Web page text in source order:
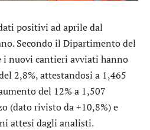
positivi ad aprile dal
Secondo il Dipartimento del
i nuovi cantieri avviati hanno
2,8%, attestandosi a 1,465
del 12% a 1,507
(dato rivisto da +10,8%) e
attesi dagli analisti.